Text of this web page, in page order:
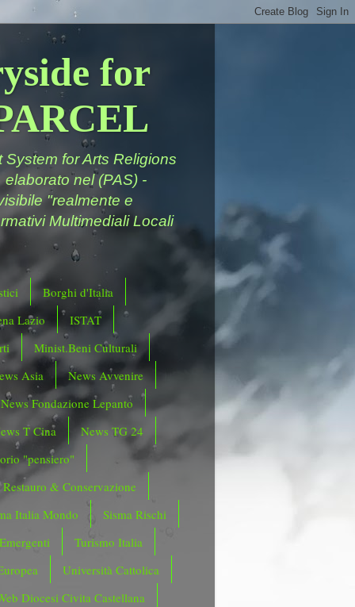
for
for Arts Religions
nel (PAS) -
"realmente e
Multimediali Locali
Borghi d'Italia
Lazio
ISTAT
Minist.Beni Culturali
Asia
News Avvenire
News Fondazione Lepanto
T Cina
News TG 24
"pensiero"
Restauro & Conservazione
Italia Mondo
Sisma Rischi
Turismo Italia
Università Cattolica
Diocesi Civita Castellana